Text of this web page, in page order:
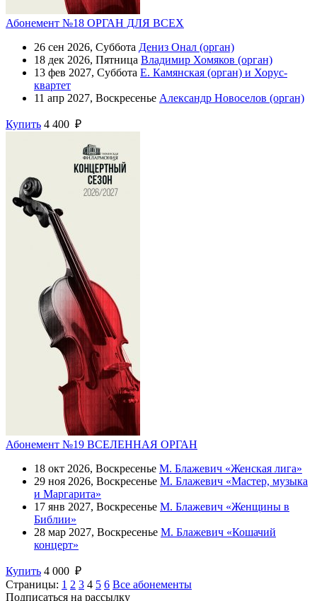
Абонемент №18 ОРГАН ДЛЯ ВСЕХ
26 сен 2026, Суббота Дениз Онал (орган)
18 дек 2026, Пятница Владимир Хомяков (орган)
13 фев 2027, Суббота Е. Камянская (орган) и Хорус-
квартет
11 апр 2027, Воскресенье Александр Новоселов (орган)
Купить 4 400 ₽
Абонемент №19 ВСЕЛЕННАЯ ОРГАН
18 окт 2026, Воскресенье М. Блажевич «Женская лига»
29 ноя 2026, Воскресенье М. Блажевич «Мастер, музыка
и Маргарита»
17 янв 2027, Воскресенье М. Блажевич «Женщины в
Библии»
28 мар 2027, Воскресенье М. Блажевич «Кошачий
концерт»
Купить 4 000 ₽
Страницы: 1 2 3 4 5 6 Все абонементы
Подписаться на рассылку